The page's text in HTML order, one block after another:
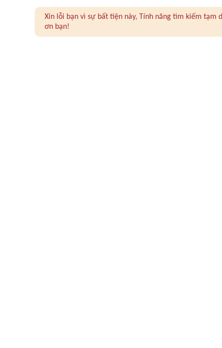
Xin lỗi bạn vì sự bất tiện này, Tính năng tìm kiếm
ơn bạn!